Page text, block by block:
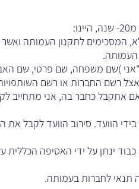
המסכימים לתקנון העמותה
העמותה.
)שם משפחה, שם פרטי, שם
רשם החברות או רשם
אתקבל כחבר בה, אני מתחייב
הוועד. סירוב הוועד לקבל את
ינתן על ידי האסיפה הכללית
תנאי לחברות בעמותה.